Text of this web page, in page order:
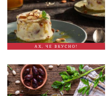
АХ, ЧЕ ВКУСНО!